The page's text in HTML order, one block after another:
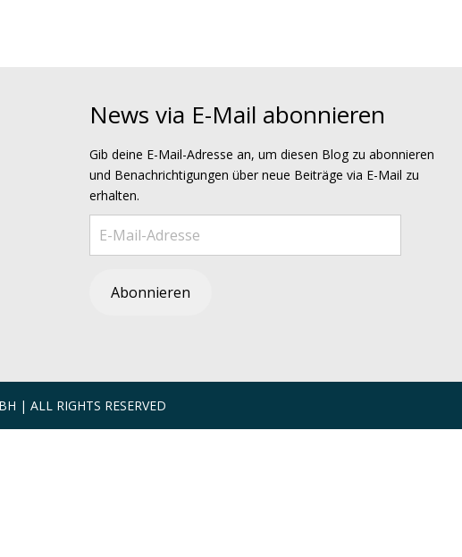
News via E-Mail abonnieren
Gib deine E-Mail-Adresse an, um diesen Blog zu abonnieren
und Benachrichtigungen über neue Beiträge via E-Mail zu
erhalten.
E-Mail-Adresse
Abonnieren
| ALL RIGHTS RESERVED